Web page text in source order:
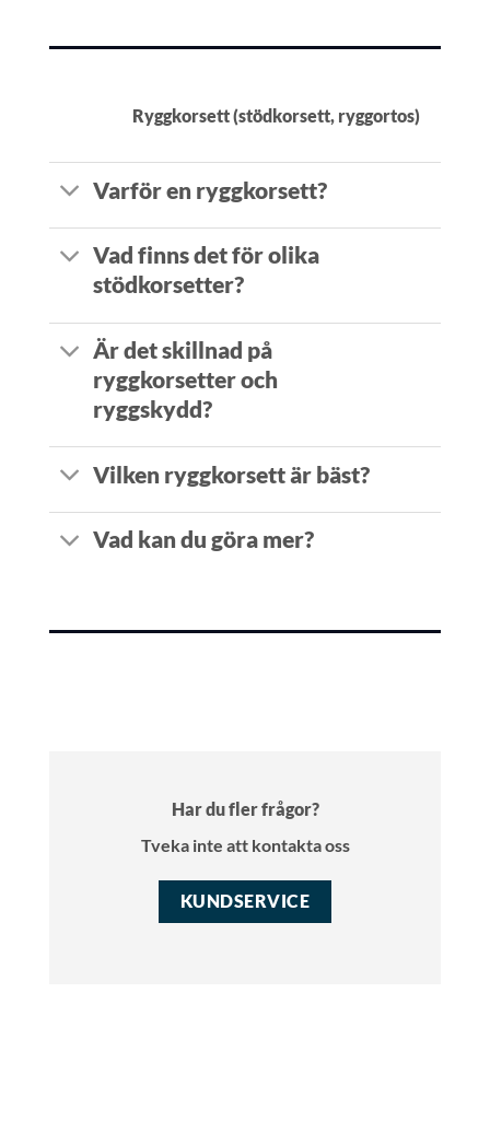
Ryggkorsett (stödkorsett, ryggortos)
Varför en ryggkorsett?
Vad finns det för olika
stödkorsetter?
Är det skillnad på
ryggkorsetter och
ryggskydd?
Vilken ryggkorsett är bäst?
Vad kan du göra mer?
Har du fler frågor?
Tveka inte att kontakta oss
KUNDSERVICE